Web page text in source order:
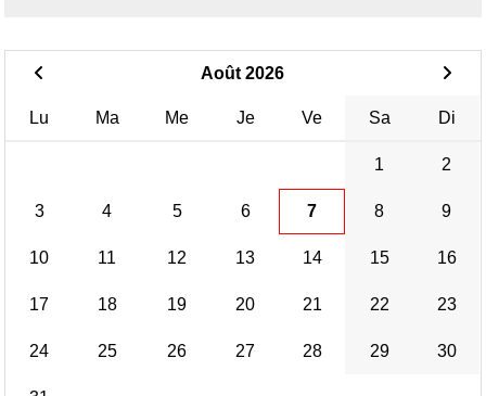
Août 2026
Lu Ma Me Je Ve Sa Di
1 2
3 4 5 6 7 8 9
10 11 12 13 14 15 16
17 18 19 20 21 22 23
24 25 26 27 28 29 30